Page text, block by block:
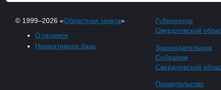
© 1999–2026 «Областная газета»
О проекте
Нормативная база
Губернатор
Свердловской
Законодательное
Собрание
Свердловской
Правительство